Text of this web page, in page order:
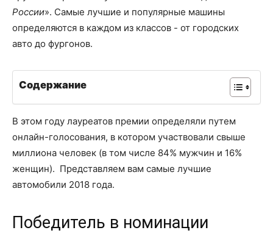
России». Самые лучшие и популярные машины
определяются в каждом из классов - от городских
авто до фургонов.
Содержание
В этом году лауреатов премии определяли путем
онлайн-голосования, в котором участвовали свыше
миллиона человек (в том числе 84% мужчин и 16%
женщин). Представляем вам самые лучшие
автомобили 2018 года.
Победитель в номинации